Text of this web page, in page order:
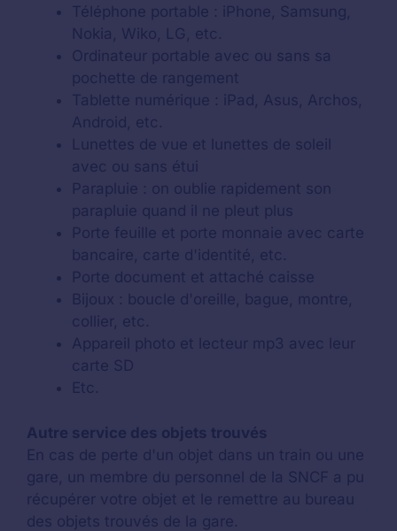
Téléphone portable : iPhone, Samsung,
Nokia, Wiko, LG, etc.
Ordinateur portable avec ou sans sa
pochette de rangement
Tablette numérique : iPad, Asus, Archos,
Android, etc.
Lunettes de vue et lunettes de soleil
avec ou sans étui
Parapluie : on oublie rapidement son
parapluie quand il ne pleut plus
Porte feuille et porte monnaie avec carte
bancaire, carte d'identité, etc.
Porte document et attaché caisse
Bijoux : boucle d'oreille, bague, montre,
collier, etc.
Appareil photo et lecteur mp3 avec leur
carte SD
Etc.
Autre service des objets trouvés
En cas de perte d'un objet dans un train ou une
gare, un membre du personnel de la SNCF a pu
récupérer votre objet et le remettre au bureau
des objets trouvés de la gare.